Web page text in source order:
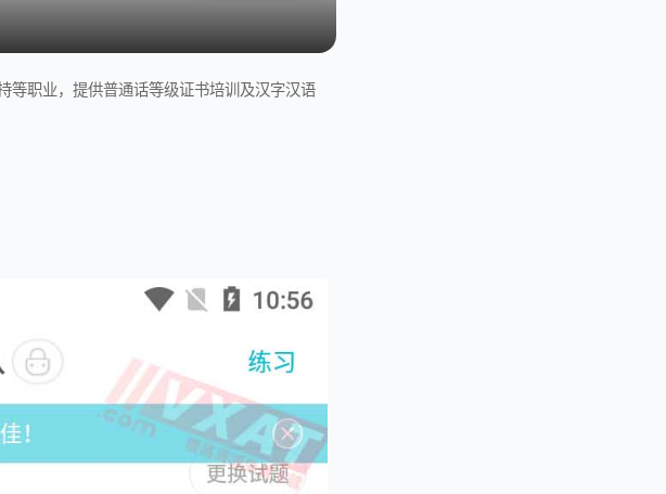
等职业，提供普通话等级证书培训及汉字汉语